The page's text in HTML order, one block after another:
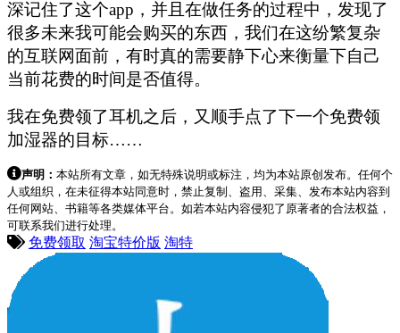
深记住了这个app，并且在做任务的过程中，发现了
很多未来我可能会购买的东西，我们在这纷繁复杂
的互联网面前，有时真的需要静下心来衡量下自己
当前花费的时间是否值得。
我在免费领了耳机之后，又顺手点了下一个免费领
加湿器的目标……
声明： 本站所有文章，如无特殊说明或标注，均为本站原创发布。任何个
人或组织，在未征得本站同意时，禁止复制、盗用、采集、发布本站内容到
任何网站、书籍等各类媒体平台。如若本站内容侵犯了原著者的合法权益，
可联系我们进行处理。
免费领取 淘宝特价版 淘特